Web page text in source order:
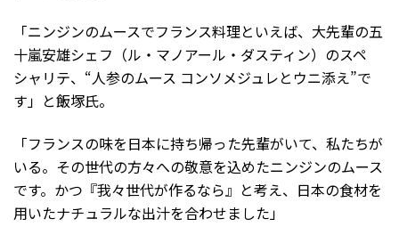
「ニンジンのムースでフランス料理といえば、大先輩の五
十嵐安雄シェフ（ル・マノアール・ダスティン）のスペ
シャリテ、“人参のムース コンソメジュレとウニ添え”で
す」と飯塚氏。
「フランスの味を日本に持ち帰った先輩がいて、私たちが
いる。その世代の方々への敬意を込めたニンジンのムース
です。かつ『我々世代が作るなら』と考え、日本の食材を
用いたナチュラルな出汁を合わせました」